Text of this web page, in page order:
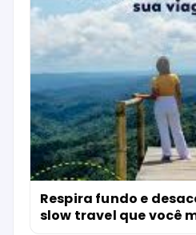
Respira fundo e
slow travel que você